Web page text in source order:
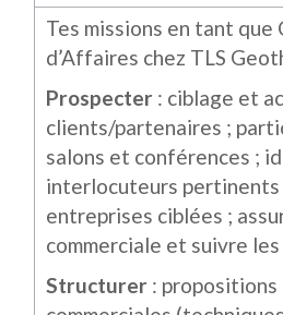
Tes missions en tant que
d’Affaires chez TLS
Prospecter : ciblage et
clients/partenaires ;
salons et conférences ;
interlocuteurs pertinents
entreprises ciblées ;
commerciale et suivre
Structurer :